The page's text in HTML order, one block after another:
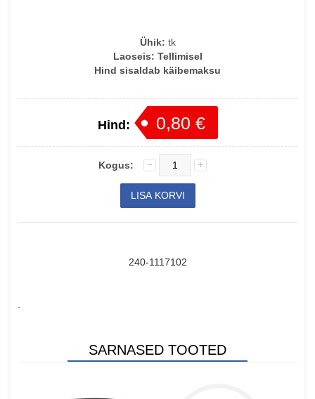
Ühik: tk
Laoseis: Tellimisel
Hind sisaldab käibemaksu
Hind: 0,80 €
Kogus:
240-1117102
SARNASED TOOTED